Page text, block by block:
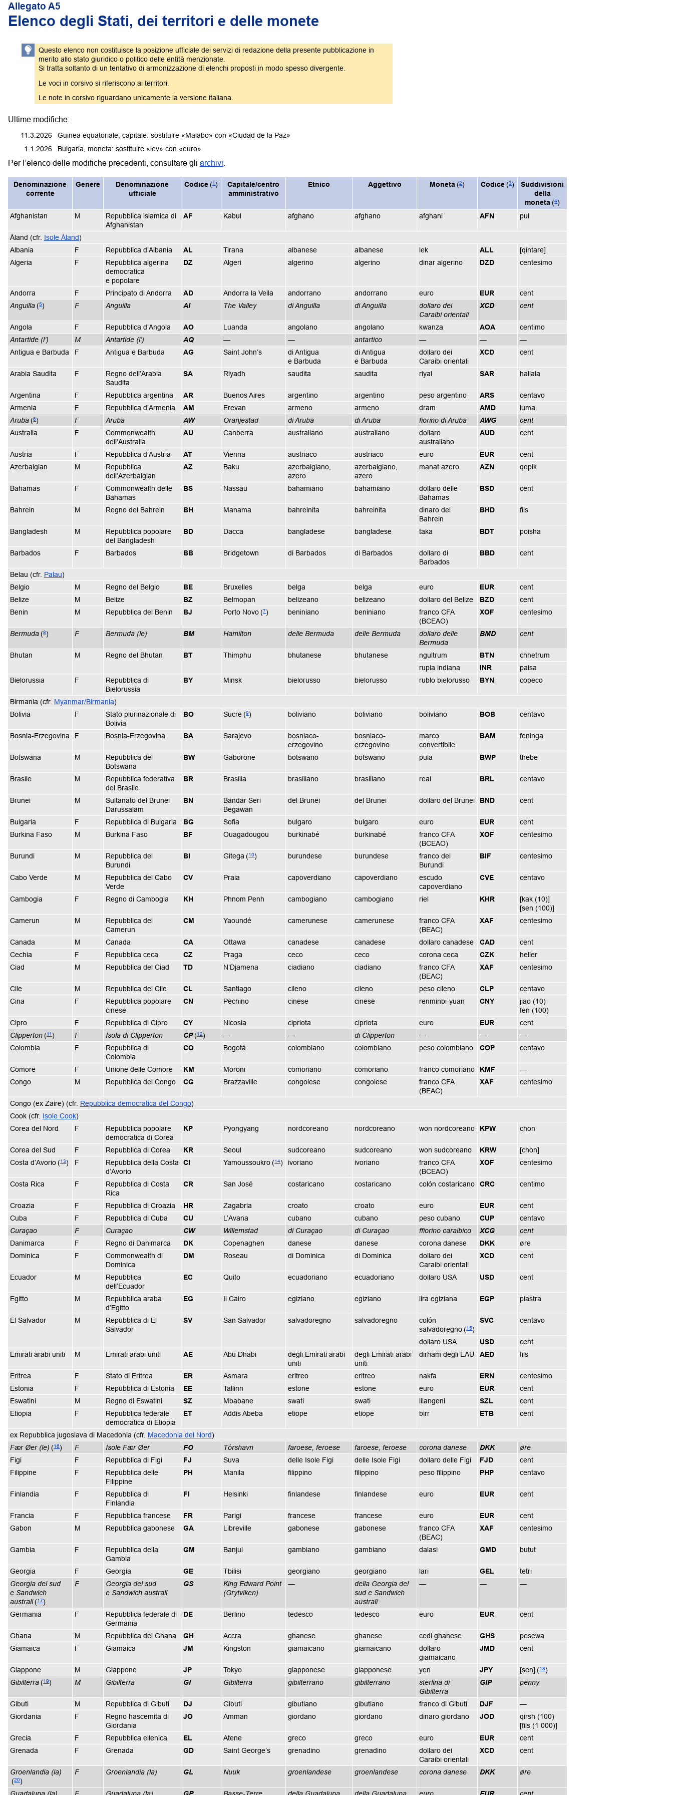
Allegato A5
Elenco degli Stati, dei territori e delle monete
Questo elenco non costituisce la posizione ufficiale dei servizi di redazione della presente pubblicazione in
merito allo stato giuridico o politico delle entità menzionate.
Si tratta soltanto di un tentativo di armonizzazione di elenchi proposti in modo spesso divergente.
Le voci in corsivo si riferiscono ai territori.
Le note in corsivo riguardano unicamente la versione italiana.
Ultime modifiche:
11.3.2026
Guinea equatoriale, capitale: sostituire «Malabo» con «Ciudad de la Paz»
1.1.2026
Bulgaria, moneta: sostituire «lev» con «euro»
Per l’elenco delle modifiche precedenti, consultare gli archivi
Denominazione
corrente
Genere
Denominazione
ufficiale
Codice (1)
Capitale/centro
amministrativo
Etnico Aggettivo Moneta (2) Codice (3)
Suddivisioni
della
moneta (4)
Afghanistan
M
Repubblica islamica di
Afghanistan
AF Kabul afghano afghano afghani AFN pul
Åland (cfr. Isole Åland)
Albania
F Repubblica d’Albania AL Tirana albanese albanese lek ALL
[qintare]
Algeria
F
Repubblica algerina
democratica
e popolare
DZ Algeri algerino algerino dinar algerino DZD centesimo
Andorra F Principato di Andorra AD Andorra la Vella andorrano andorrano euro EUR
cent
Anguilla (5) F Anguilla AI The Valley di Anguilla di Anguilla
dollaro dei
Caraibi orientali
XCD cent
Angola F Repubblica d’Angola AO Luanda angolano angolano kwanza AOA
centimo
Antartide (l’)
M Antartide (l’) AQ — — antartico — —
—
Antigua e Barbuda
F Antigua e Barbuda AG Saint John’s
di Antigua
e Barbuda
di Antigua
e Barbuda
dollaro dei
Caraibi orientali
XCD cent
Arabia Saudita F
Regno dell’Arabia
Saudita
SA Riyadh saudita saudita riyal SAR hallala
Argentina F Repubblica argentina AR Buenos Aires argentino argentino peso argentino ARS
centavo
Armenia
F Repubblica d’Armenia AM Erevan armeno armeno dram AMD
luma
Aruba (6) F Aruba AW Oranjestad di Aruba di Aruba fiorino di Aruba AWG
cent
Australia
F
Commonwealth
dell’Australia
AU Canberra australiano australiano
dollaro
australiano
AUD cent
Austria F Repubblica d’Austria AT Vienna austriaco austriaco euro EUR
cent
Azerbaigian
M
Repubblica
dell’Azerbaigian
AZ Baku
azerbaigiano,
azero
azerbaigiano,
azero
manat azero AZN qepik
Bahamas F
Commonwealth delle
Bahamas
BS Nassau bahamiano bahamiano
dollaro delle
Bahamas
BSD cent
Bahrein M Regno del Bahrein BH Manama bahreinita bahreinita
dinaro del
Bahrein
BHD fils
Bangladesh M
Repubblica popolare
del Bangladesh
BD Dacca bangladese bangladese taka BDT poisha
Barbados F Barbados BB Bridgetown di Barbados di Barbados
dollaro di
Barbados
BBD cent
Belau (cfr. Palau)
Belgio
M Regno del Belgio BE Bruxelles belga belga euro EUR
cent
Belize
M Belize BZ Belmopan belizeano belizeano dollaro del Belize BZD
cent
Benin
M Repubblica del Benin BJ Porto Novo (7) beniniano beniniano
franco CFA
(BCEAO)
XOF centesimo
Bermuda (8) F Bermuda (le) BM Hamilton delle Bermuda delle Bermuda
dollaro delle
Bermuda
BMD cent
Bhutan M Regno del Bhutan BT Thimphu bhutanese bhutanese ngultrum BTN
chhetrum
rupia indiana
INR
paisa
Bielorussia
F
Repubblica di
Bielorussia
BY Minsk bielorusso bielorusso rublo bielorusso BYN copeco
Birmania (cfr. Myanmar/Birmania)
Bolivia
F
Stato plurinazionale di
Bolivia
BO Sucre (9) boliviano boliviano boliviano BOB centavo
Bosnia-Erzegovina F Bosnia-Erzegovina BA Sarajevo
bosniaco-
erzegovino
bosniaco-
erzegovino
marco
convertibile
BAM feninga
Botswana M
Repubblica del
Botswana
BW Gaborone botswano botswano pula BWP thebe
Brasile M
Repubblica federativa
del Brasile
BR Brasilia brasiliano brasiliano real BRL centavo
Brunei M
Sultanato del Brunei
Darussalam
BN
Bandar Seri
Begawan
del Brunei del Brunei dollaro del Brunei BND cent
Bulgaria F Repubblica di Bulgaria BG Sofia bulgaro bulgaro euro EUR
cent
Burkina Faso
M Burkina Faso BF Ouagadougou burkinabé burkinabé
franco CFA
(BCEAO)
XOF centesimo
Burundi M
Repubblica del
Burundi
BI Gitega (10) burundese burundese
franco del
Burundi
BIF centesimo
Cabo Verde M
Repubblica del Cabo
Verde
CV Praia capoverdiano capoverdiano
escudo
capoverdiano
CVE centavo
Cambogia F Regno di Cambogia KH Phnom Penh cambogiano cambogiano riel KHR
[kak (10)]
[sen (100)]
Camerun
M
Repubblica del
Camerun
CM Yaoundé camerunese camerunese
franco CFA
(BEAC)
XAF centesimo
Canada M Canada CA Ottawa canadese canadese dollaro canadese CAD
cent
Cechia
F Repubblica ceca CZ Praga ceco ceco corona ceca CZK
heller
Ciad
M Repubblica del Ciad TD N’Djamena ciadiano ciadiano
franco CFA
(BEAC)
XAF centesimo
Cile M Repubblica del Cile CL Santiago cileno cileno peso cileno CLP
centavo
Cina
F
Repubblica popolare
cinese
CN Pechino cinese cinese renminbi-yuan CNY
jiao (10)
fen (100)
Cipro
F Repubblica di Cipro CY Nicosia cipriota cipriota euro EUR
cent
Clipperton (11) F Isola di Clipperton CP (12) — — di Clipperton — —
—
Colombia
F
Repubblica di
Colombia
CO Bogotá colombiano colombiano peso colombiano COP centavo
Comore F Unione delle Comore KM Moroni comoriano comoriano franco comoriano KMF
—
Congo
M Repubblica del Congo CG Brazzaville congolese congolese
franco CFA
(BEAC)
XAF centesimo
Congo (ex Zaire) (cfr. Repubblica democratica del Congo)
Cook (cfr. Isole Cook)
Corea del Nord
F
Repubblica popolare
democratica di Corea
KP Pyongyang nordcoreano nordcoreano won nordcoreano KPW chon
Corea del Sud F Repubblica di Corea KR Seoul sudcoreano sudcoreano won sudcoreano KRW
[chon]
Costa d’Avorio (13) F
Repubblica della Costa
d’Avorio
CI Yamoussoukro (14) ivoriano ivoriano
franco CFA
(BCEAO)
XOF centesimo
Costa Rica F
Repubblica di Costa
Rica
CR San José costaricano costaricano colón costaricano CRC centimo
Croazia F Repubblica di Croazia HR Zagabria croato croato euro EUR
cent
Cuba
F Repubblica di Cuba CU L’Avana cubano cubano peso cubano CUP
centavo
Curaçao
F Curaçao CW Willemstad di Curaçao di Curaçao ffiorino caraibico XCG
cent
Danimarca
F Regno di Danimarca DK Copenaghen danese danese corona danese DKK
øre
Dominica
F
Commonwealth di
Dominica
DM Roseau di Dominica di Dominica
dollaro dei
Caraibi orientali
XCD cent
Ecuador M
Repubblica
dell’Ecuador
EC Quito ecuadoriano ecuadoriano dollaro USA USD cent
Egitto M
Repubblica araba
d’Egitto
EG Il Cairo egiziano egiziano lira egiziana EGP piastra
El Salvador M
Repubblica di El
Salvador
SV San Salvador salvadoregno salvadoregno
colón
salvadoregno (15)
SVC centavo
dollaro USA USD
cent
Emirati arabi uniti
M Emirati arabi uniti AE Abu Dhabi
degli Emirati arabi
uniti
degli Emirati arabi
uniti
dirham degli EAU AED fils
Eritrea F Stato di Eritrea ER Asmara eritreo eritreo nakfa ERN
centesimo
Estonia
F Repubblica di Estonia EE Tallinn estone estone euro EUR
cent
Eswatini
M Regno di Eswatini SZ Mbabane swati swati lilangeni SZL
cent
Etiopia
F
Repubblica federale
democratica di Etiopia
ET Addis Abeba etiope etiope birr ETB cent
ex Repubblica jugoslava di Macedonia (cfr. Macedonia del Nord)
Fær Øer (le) (16) F Isole Fær Øer FO Tórshavn faroese, feroese faroese, feroese corona danese DKK
øre
Figi
F Repubblica di Figi FJ Suva delle Isole Figi delle Isole Figi dollaro delle Figi FJD
cent
Filippine
F
Repubblica delle
Filippine
PH Manila filippino filippino peso filippino PHP centavo
Finlandia F
Repubblica di
Finlandia
FI Helsinki finlandese finlandese euro EUR cent
Francia F Repubblica francese FR Parigi francese francese euro EUR
cent
Gabon
M Repubblica gabonese GA Libreville gabonese gabonese
franco CFA
(BEAC)
XAF centesimo
Gambia F
Repubblica della
Gambia
GM Banjul gambiano gambiano dalasi GMD butut
Georgia F Georgia GE Tbilisi georgiano georgiano lari GEL
tetri
Georgia del sud
e Sandwich
australi (17)
F
Georgia del sud
e Sandwich australi
GS
King Edward Point
(Grytviken)
—
della Georgia del
sud e Sandwich
australi
— — —
Germania F
Repubblica federale di
Germania
DE Berlino tedesco tedesco euro EUR cent
Ghana M Repubblica del Ghana GH Accra ghanese ghanese cedi ghanese GHS
pesewa
Giamaica
F Giamaica JM Kingston giamaicano giamaicano
dollaro
giamaicano
JMD cent
Giappone M Giappone JP Tokyo giapponese giapponese yen JPY [sen] (18)
Gibilterra (19) M Gibilterra GI Gibilterra gibilterrano gibilterrano
sterlina di
Gibilterra
GIP penny
Gibuti M Repubblica di Gibuti DJ Gibuti gibutiano gibutiano franco di Gibuti DJF
—
Giordania
F
Regno hascemita di
Giordania
JO Amman giordano giordano dinaro giordano JOD
qirsh (100)
[fils (1 000)]
Grecia
F Repubblica ellenica EL Atene greco greco euro EUR
cent
Grenada
F Grenada GD Saint George’s grenadino grenadino
dollaro dei
Caraibi orientali
XCD cent
Groenlandia (la)
(20)
F Groenlandia (la) GL Nuuk groenlandese groenlandese corona danese DKK øre